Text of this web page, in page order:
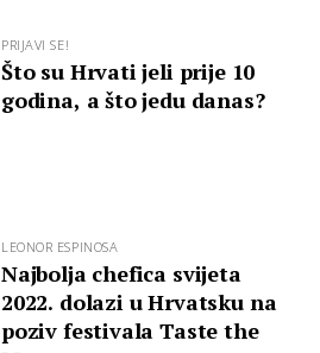
PRIJAVI SE!
Što su Hrvati jeli prije 10
godina, a što jedu danas?
LEONOR ESPINOSA
Najbolja chefica svijeta
2022. dolazi u Hrvatsku na
poziv festivala Taste the